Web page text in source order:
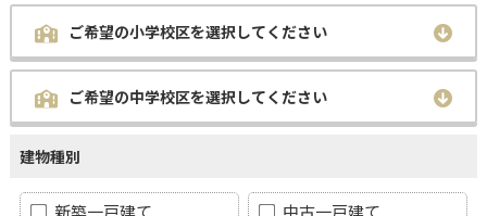
ご希望の小学校区を選択してください
ご希望の中学校区を選択してください
建物種別
新築一戸建て
中古一戸建て